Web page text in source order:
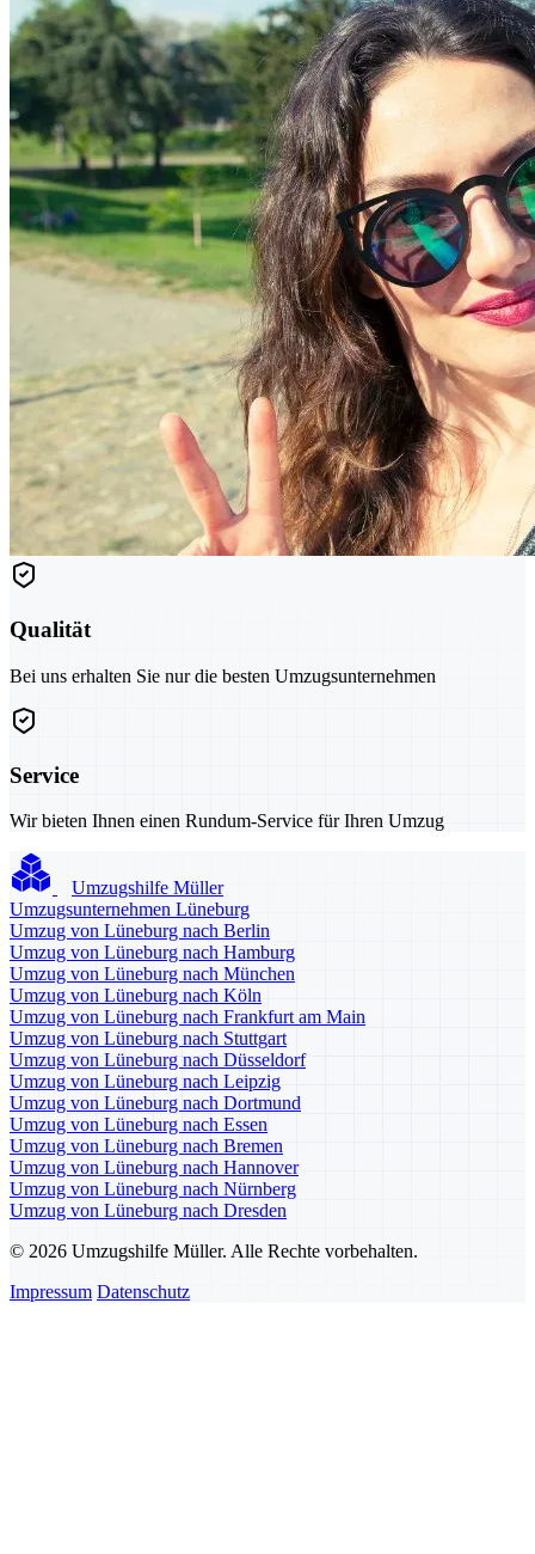
Qualität
Bei uns erhalten Sie nur die besten Umzugsunternehmen
Service
Wir bieten Ihnen einen Rundum-Service für Ihren Umzug
Umzugshilfe Müller
Umzugsunternehmen Lüneburg
Umzug von Lüneburg nach Berlin
Umzug von Lüneburg nach Hamburg
Umzug von Lüneburg nach München
Umzug von Lüneburg nach Köln
Umzug von Lüneburg nach Frankfurt am Main
Umzug von Lüneburg nach Stuttgart
Umzug von Lüneburg nach Düsseldorf
Umzug von Lüneburg nach Leipzig
Umzug von Lüneburg nach Dortmund
Umzug von Lüneburg nach Essen
Umzug von Lüneburg nach Bremen
Umzug von Lüneburg nach Hannover
Umzug von Lüneburg nach Nürnberg
Umzug von Lüneburg nach Dresden
© 2026 Umzugshilfe Müller. Alle Rechte vorbehalten.
Impressum Datenschutz